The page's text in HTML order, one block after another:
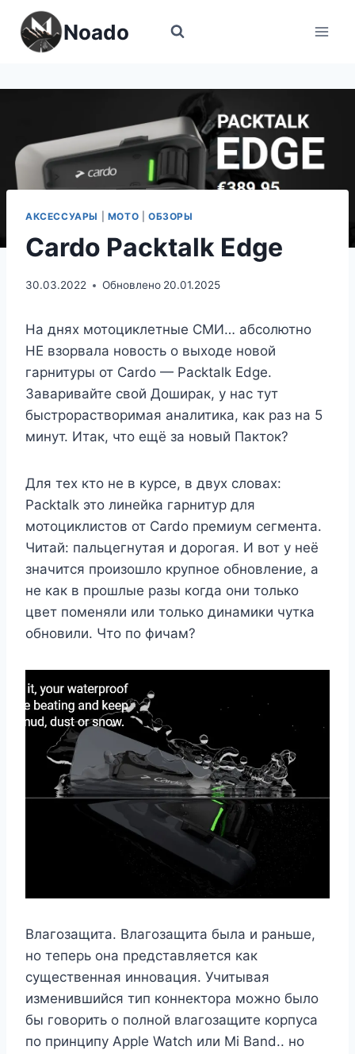
Перейти
содержимому
Noado
АКСЕССУАРЫ МОТО ОБЗОРЫ
Cardo Packtalk Edge
30.03.2022 Обновлено 20.01.2025
На днях мотоциклетные СМИ… абсолютно
НЕ взорвала новость о выходе новой
гарнитуры от Cardo — Packtalk Edge.
Заваривайте свой Доширак, у нас тут
быстрорастворимая аналитика, как раз на 5
минут. Итак, что ещё за новый Пакток?
Для тех кто не в курсе, в двух словах:
Packtalk это линейка гарнитур для
мотоциклистов от Cardo премиум сегмента.
Читай: пальцегнутая и дорогая. И вот у неё
значится произошло крупное обновление, а
не как в прошлые разы когда они только
цвет поменяли или только динамики чутка
обновили. Что по фичам?
Влагозащита. Влагозащита была и раньше,
но теперь она представляется как
существенная инновация. Учитывая
изменившийся тип коннектора можно было
бы говорить о полной влагозащите корпуса
по принципу Apple Watch или Mi Band.. но